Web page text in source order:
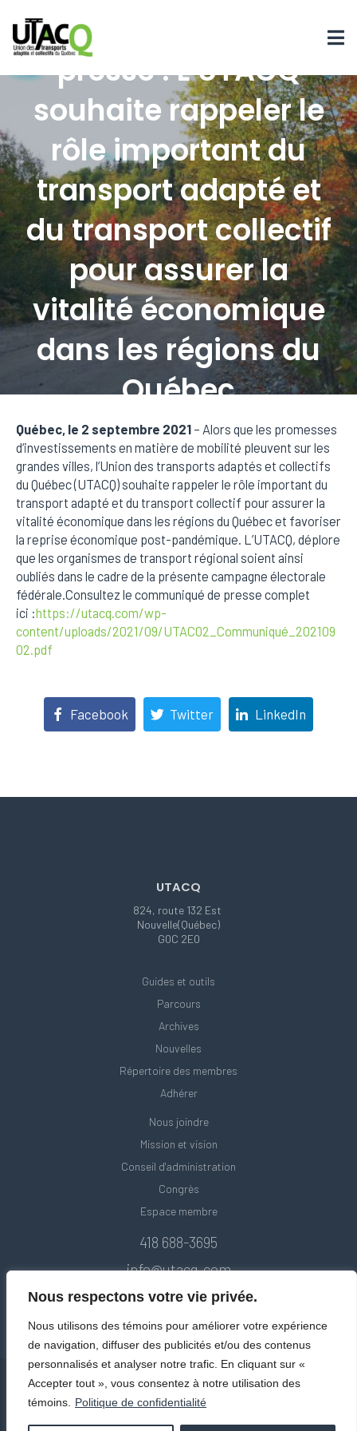
Nous respectons votre vie privée.
Nous utilisons des témoins pour améliorer votre expérience
de navigation, diffuser des publicités et/ou des contenus
personnalisés et analyser notre trafic. En cliquant sur «
Accepter tout », vous consentez à notre utilisation des
témoins.
Politique de confidentialité
Communiqué de
presse : L’UTACQ
souhaite rappeler le
rôle important du
transport adapté et
du transport collectif
pour assurer la
vitalité économique
dans les régions du
Québec
Posted on3 septembre 2021 InCommuniqués
Québec, le 2 septembre 2021 – Alors que les promesses
d‘investissements en matière de mobilité pleuvent sur les
grandes villes, l’Union des transports adaptés et collectifs
du Québec (UTACQ) souhaite rappeler le rôle important du
transport adapté et du transport collectif pour assurer la
vitalité économique dans les régions du Québec et favoriser
la reprise économique post-pandémique. L’UTACQ, déplore
que les organismes de transport régional soient ainsi
oubliés dans le cadre de la présente campagne électorale
fédérale.Consultez le communiqué de presse complet
ici :https://utacq.com/wp-
content/uploads/2021/09/UTAC02_Communiqué_202109
02.pdf
Facebook Twitter LinkedIn
UTACQ
824, route 132 Est
Nouvelle(Québec)
G0C 2E0
Guides et outils
Parcours
Archives
Nouvelles
Répertoire des membres
Adhérer
Nous joindre
Mission et vision
Conseil d'administration
Congrès
Espace membre
418 688-3695
info@utacq.com
réservés 2020.Politique de confidentialité